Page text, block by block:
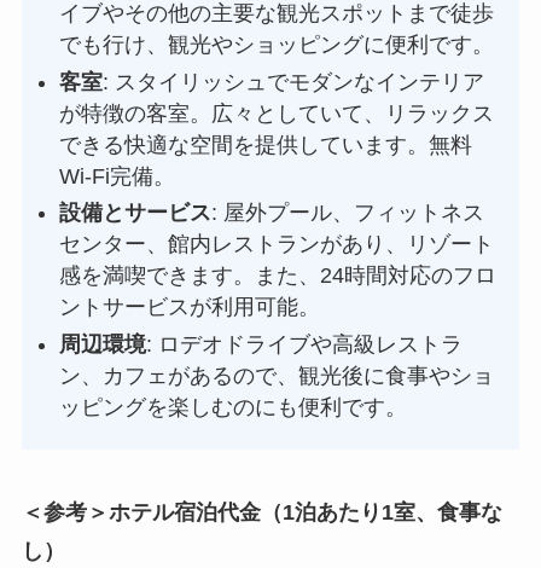
イブやその他の主要な観光スポットまで徒歩
でも行け、観光やショッピングに便利です。
客室: スタイリッシュでモダンなインテリア
が特徴の客室。広々としていて、リラックス
できる快適な空間を提供しています。無料
Wi-Fi完備。
設備とサービス: 屋外プール、フィットネス
センター、館内レストランがあり、リゾート
感を満喫できます。また、24時間対応のフロ
ントサービスが利用可能。
周辺環境: ロデオドライブや高級レストラ
ン、カフェがあるので、観光後に食事やショ
ッピングを楽しむのにも便利です。
＜参考＞ホテル宿泊代金（1泊あたり1室、食事な
し）